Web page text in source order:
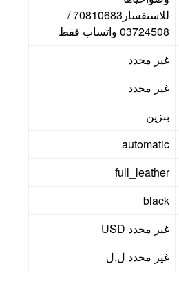
للاستفسار70810683 /
03724508 واتساب فقط
غير محدد
غير محدد
بنزين
automatic
full_leather
black
غير محدد USD
غير محدد ل.ل